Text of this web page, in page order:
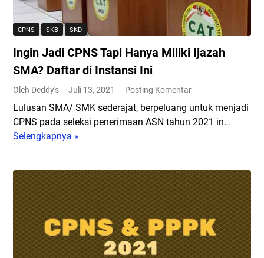
A
d
m
n
i
s
s
i
A
S
N
2
CPNS SKB SKD
Ingin Jadi CPNS Tapi Hanya Miliki Ijazah
SMA? Daftar di Instansi Ini
Oleh Deddy's Juli 13, 2021 Posting Komentar
Lulusan SMA/ SMK sederajat, berpeluang untuk menjadi
CPNS pada seleksi penerimaan ASN tahun 2021 in…
Selengkapnya »
i
n
J
a
d
i